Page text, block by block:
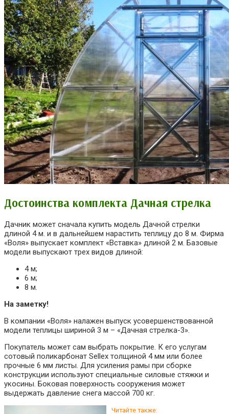
Достоинства комплекта Дачная стрелка
Дачник может сначала купить модель Дачной стрелки
длиной 4 м. и в дальнейшем нарастить теплицу до 8 м. Фирма
«Воля» выпускает комплект «Вставка» длиной 2 м. Базовые
модели выпускают трех видов длиной:
4 м;
6 м;
8 м.
На заметку!
В компании «Воля» налажен выпуск усовершенствованной
модели теплицы шириной 3 м – «Дачная стрелка-3».
Покупатель может сам выбрать покрытие. К его услугам
сотовый поликарбонат Sellex толщиной 4 мм или более
прочные 6 мм листы. Для усиления рамы при сборке
конструкции используют специальные силовые стяжки и
укосины. Боковая поверхность сооружения может
выдержать давление снега массой 700 кг.
Читайте также: